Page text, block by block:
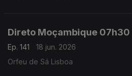
Direto Moçambique 07h30
Ep. 141
18 jun. 2026
Orfeu de Sá Lisboa